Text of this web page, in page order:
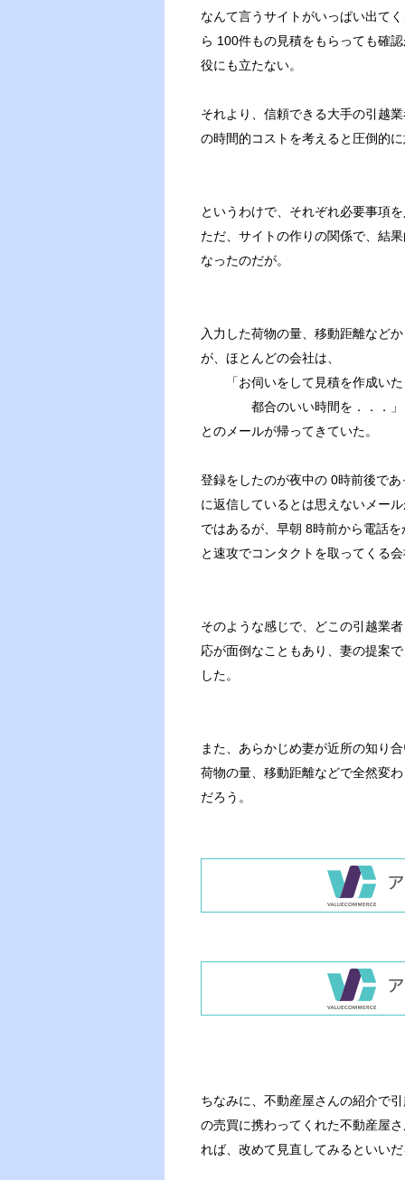
なんて言うサイトがいっぱい出て
ら 100件もの見積をもらっても確
役にも立たない。
それより、信頼できる大手の引越
の時間的コストを考えると圧倒的
というわけで、それぞれ必要事項
ただ、サイトの作りの関係で、結
なったのだが。
入力した荷物の量、移動距離など
が、ほとんどの会社は、
「お伺いをして見積を作成いた
都合のいい時間を．．．」
とのメールが帰ってきていた。
登録をしたのが夜中の 0時前後で
に返信しているとは思えないメー
ではあるが、早朝 8時前から電話
と速攻でコンタクトを取ってくる会
そのような感じで、どこの引越業
応が面倒なこともあり、妻の提案
した。
また、あらかじめ妻が近所の知り
荷物の量、移動距離などで全然変
だろう。
ちなみに、不動産屋さんの紹介で
の売買に携わってくれた不動産屋
れば、改めて見直してみるといいだ